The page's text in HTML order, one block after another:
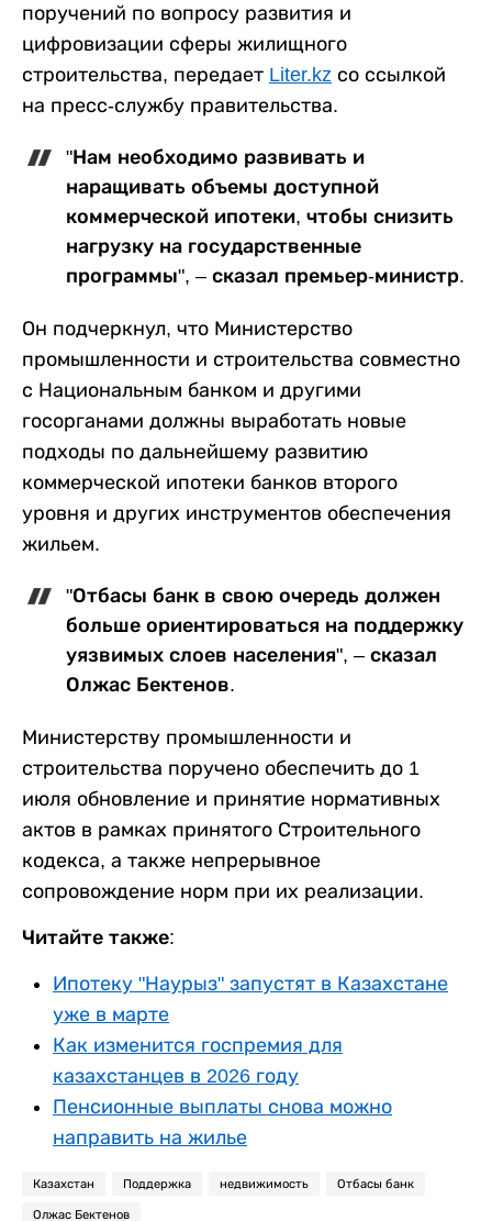
поручений по вопросу развития и
цифровизации сферы жилищного
строительства, передает Liter.kz со ссылкой
на пресс-службу правительства.
"Нам необходимо развивать и
наращивать объемы доступной
коммерческой ипотеки, чтобы снизить
нагрузку на государственные
программы", – сказал премьер-министр.
Он подчеркнул, что Министерство
промышленности и строительства совместно
с Национальным банком и другими
госорганами должны выработать новые
подходы по дальнейшему развитию
коммерческой ипотеки банков второго
уровня и других инструментов обеспечения
жильем.
"Отбасы банк в свою очередь должен
больше ориентироваться на поддержку
уязвимых слоев населения", – сказал
Олжас Бектенов.
Министерству промышленности и
строительства поручено обеспечить до 1
июля обновление и принятие нормативных
актов в рамках принятого Строительного
кодекса, а также непрерывное
сопровождение норм при их реализации.
Читайте также:
Ипотеку "Наурыз" запустят в Казахстане
уже в марте
Как изменится госпремия для
казахстанцев в 2026 году
Пенсионные выплаты снова можно
направить на жилье
Казахстан Поддержка недвижимость Отбасы банк
Олжас Бектенов